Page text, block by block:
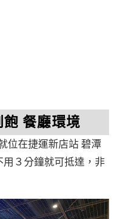
飽 餐廳環境
位在捷運新店站 碧潭
３分鐘就可抵達，非